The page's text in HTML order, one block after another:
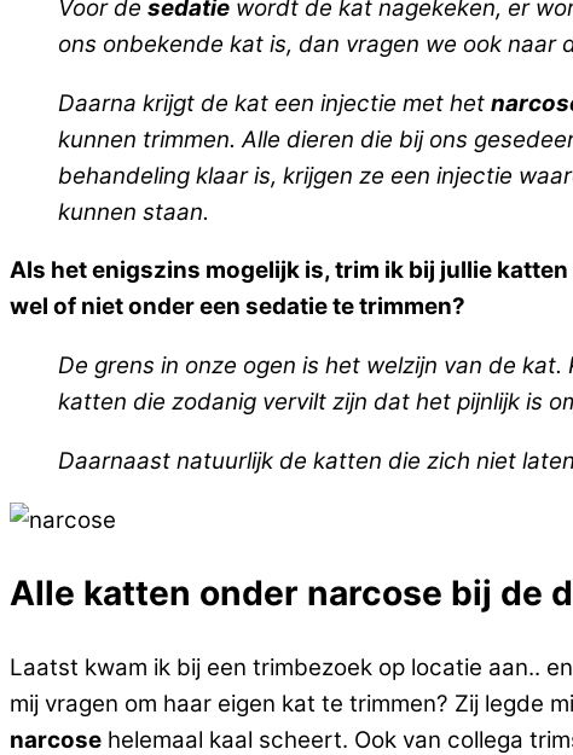
Voor de sedatie wordt de kat nagekeken, er
ons onbekende kat is, dan vragen we ook
Daarna krijgt de kat een injectie met het
kunnen trimmen. Alle dieren die bij ons
behandeling klaar is, krijgen ze een injectie
kunnen staan.
Als het enigszins mogelijk is, trim ik bij jullie
wel of niet onder een sedatie te trimmen?
De grens in onze ogen is het welzijn van de
katten die zodanig vervilt zijn dat het pijnlijk is
Daarnaast natuurlijk de katten die zich niet
Alle katten onder narcose bij de
Laatst kwam ik bij een trimbezoek op locatie aan..
mij vragen om haar eigen kat te trimmen? Zij legde
narcose helemaal kaal scheert. Ook van collega